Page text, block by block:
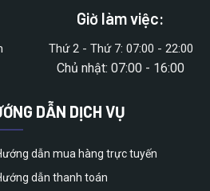
Giờ làm việc:
Thứ 2 - Thứ 7: 07:00 - 22:00
Chủ nhật: 07:00 - 16:00
DẪN DỊCH VỤ
dẫn mua hàng trực tuyến
dẫn thanh toán